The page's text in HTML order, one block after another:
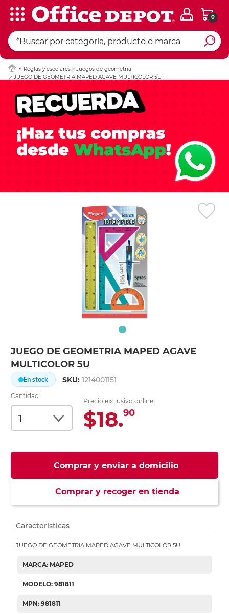
0
Reglas y escolares
Juegos de geometría
JUEGO DE GEOMETRIA MAPED AGAVE MULTICOLOR 5U
JUEGO DE GEOMETRIA MAPED AGAVE
MULTICOLOR 5U
En stock SKU:1214001151
Cantidad
Precio exclusivo online:
$18.90
Comprar y enviar a domicilio
Comprar y recoger en tienda
Ingresar Codigo
Características
JUEGO DE GEOMETRIA MAPED AGAVE MULTICOLOR 5U
MARCA: MAPED
MODELO: 981811
MPN: 981811